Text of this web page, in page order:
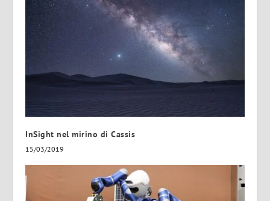
InSight nel mirino di Cassis
15/03/2019